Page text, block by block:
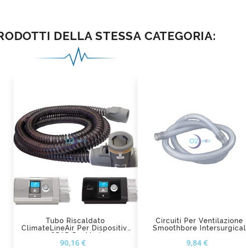
DELLA STESSA CATEGORIA:
add_shopping_cart
Tubo Riscaldato
ClimateLineAir Per Dispositivi
CPAP ResMed
90,16 €
Circuiti Per Ventilazione
Smoothbore Intersurgical
9,84 €